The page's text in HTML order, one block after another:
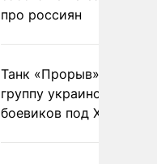
про россиян
Танк «Прорыв»
группу украинских
боевиков под